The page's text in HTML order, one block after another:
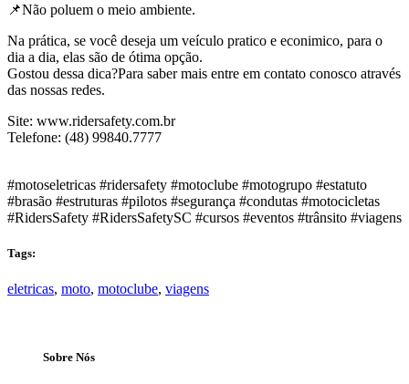
📌Não poluem o meio ambiente.
Na prática, se você deseja um veículo pratico e econimico, para o
dia a dia, elas são de ótima opção.
Gostou dessa dica?Para saber mais entre em contato conosco através
das nossas redes.⁠
Site: www.ridersafety.com.br
Telefone: (48) 99840.7777
#motoseletricas #ridersafety #motoclube #motogrupo #estatuto
#brasão #estruturas #pilotos #segurança #condutas #motocicletas
#RidersSafety #RidersSafetySC #cursos #eventos #trânsito #viagens
Tags:
eletricas, moto, motoclube, viagens
Sobre Nós